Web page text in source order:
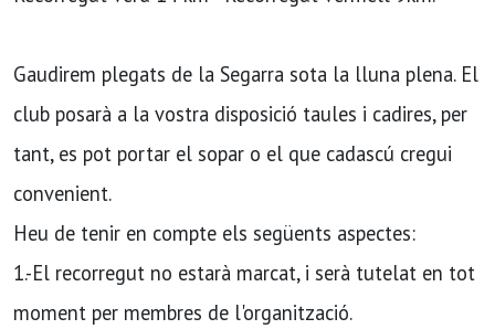
Gaudirem plegats de la Segarra sota la lluna plena. El
club posarà a la vostra disposició taules i cadires, per
tant, es pot portar el sopar o el que cadascú cregui
convenient.
Heu de tenir en compte els següents aspectes:
1.-El recorregut no estarà marcat, i serà tutelat en tot
moment per membres de l'organització.